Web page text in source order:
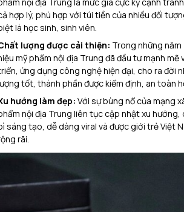
hợp lý, phù hợp với túi tiền của nhiều đối
là học sinh, sinh viên.
lượng được cải thiện: Trong những
mỹ phẩm nội địa Trung đã đầu tư mạnh
ứng dụng công nghệ hiện đại, cho ra đời
tốt, thành phần được kiểm định, an toàn
hướng làm đẹp: Với sự bùng nổ của mạng
nội địa Trung liên tục cập nhật xu
sáng tạo, dễ dàng viral và được giới trẻ Việt
rãi.